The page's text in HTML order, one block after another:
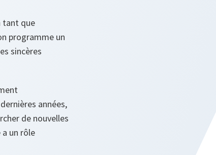
tant que
programme un
sincères
années,
de nouvelles
a un rôle